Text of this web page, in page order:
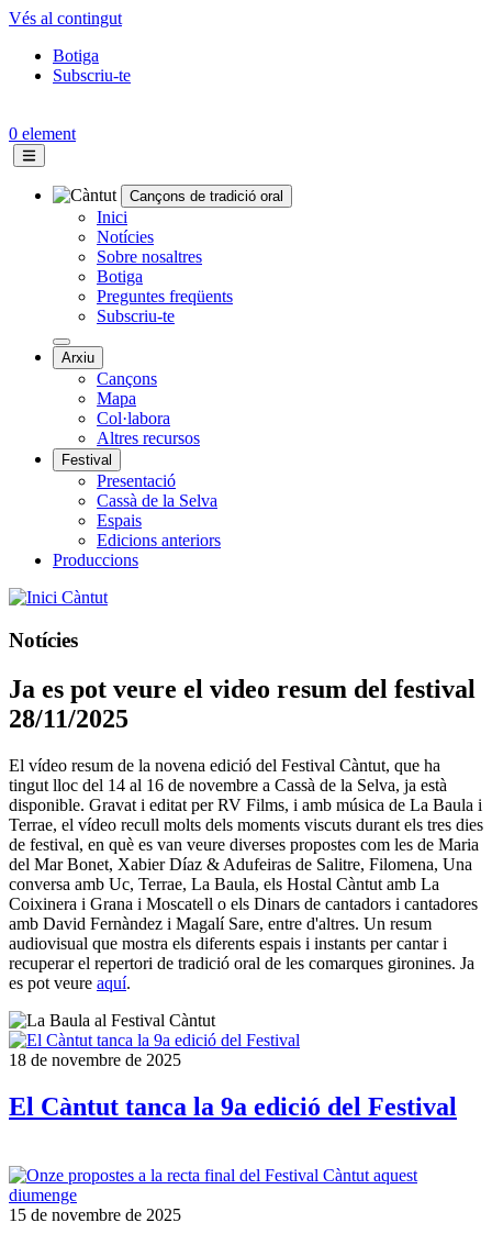
Vés al contingut
Topbar
Botiga
Subscriu-te
0 element
Navegació
principal
Cançons de tradició oral
Inici
Notícies
Sobre nosaltres
Botiga
Preguntes freqüents
Subscriu-te
Arxiu
Cançons
Mapa
Col·labora
Altres recursos
Festival
Presentació
Cassà de la Selva
Espais
Edicions anteriors
Produccions
Càntut
Notícies
Ja es pot veure el video resum del festival
28/11/2025
El vídeo resum de la novena edició del Festival Càntut, que ha
tingut lloc del 14 al 16 de novembre a Cassà de la Selva, ja està
disponible. Gravat i editat per RV Films, i amb música de La Baula i
Terrae, el vídeo recull molts dels moments viscuts durant els tres dies
de festival, en què es van veure diverses propostes com les de Maria
del Mar Bonet, Xabier Díaz & Adufeiras de Salitre, Filomena, Una
conversa amb Uc, Terrae, La Baula, els Hostal Càntut amb La
Coixinera i Grana i Moscatell o els Dinars de cantadors i cantadores
amb David Fernàndez i Magalí Sare, entre d'altres. Un resum
audiovisual que mostra els diferents espais i instants per cantar i
recuperar el repertori de tradició oral de les comarques gironines. Ja
es pot veure aquí.
18 de novembre de 2025
El Càntut tanca la 9a edició del Festival
15 de novembre de 2025